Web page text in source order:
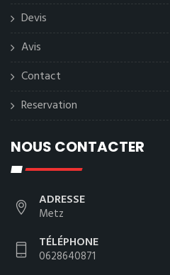
Devis
Avis
Contact
Reservation
NOUS CONTACTER
ADRESSE
Metz
TÉLÉPHONE
0628640871